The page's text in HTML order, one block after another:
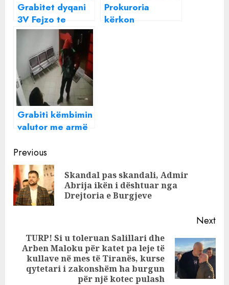
Grabitet dyqani
3V Fejzo te
Myslym Shyri në
Tiranë, sa
celularë mori
autori
Prokuroria
kërkon
Grabiti këmbimin
valutor me armë
5000 euro
shpërblim për
çdo informacion
Continue
Reading
Previous
Skandal pas skandali, Admir
Abrija ikën i dështuar nga
Drejtoria e Burgjeve
Next
Next
post:
TURP! Si u toleruan Salillari dhe
Arben Maloku për katet pa leje të
kullave në mes të Tiranës, kurse
qytetari i zakonshëm ha burgun
për një kotec pulash